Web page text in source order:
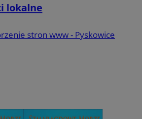
lokalne
stron www - Pyskowice